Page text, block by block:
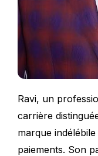
Ravi, un
carrière
marque
paiements. Son